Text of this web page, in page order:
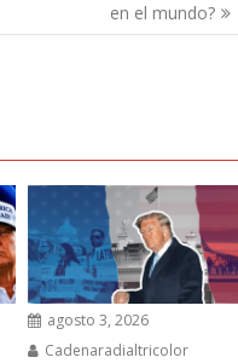
en el mundo?
agosto 3, 2026
Cadenaradialtricolor